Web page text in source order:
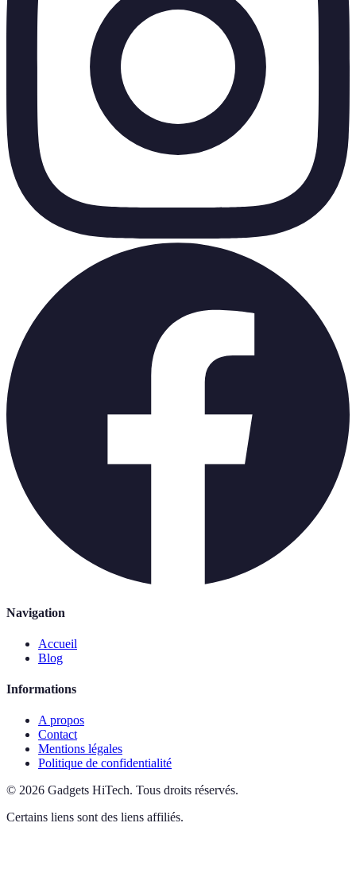
Navigation
Accueil
Blog
Informations
A propos
Contact
Mentions légales
Politique de confidentialité
© 2026 Gadgets HiTech. Tous droits réservés.
Certains liens sont des liens affiliés.